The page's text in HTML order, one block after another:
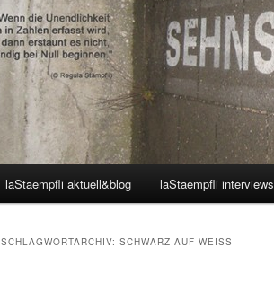
laStaempfli aktuell&blog laStaempfli interviews
SCHLAGWORTARCHIV: SCHWARZ AUF WEISS